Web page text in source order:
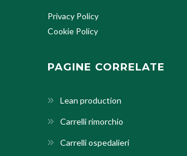
Privacy Policy
Cookie Policy
PAGINE CORRELATE
Lean production
Carrelli rimorchio
Carrelli ospedalieri